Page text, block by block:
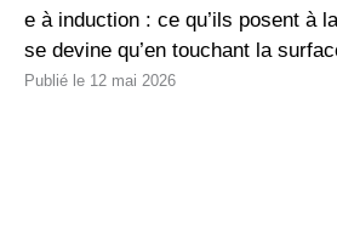
e à induction : ce qu’ils posent à
se devine qu’en touchant la
12 mai 2026